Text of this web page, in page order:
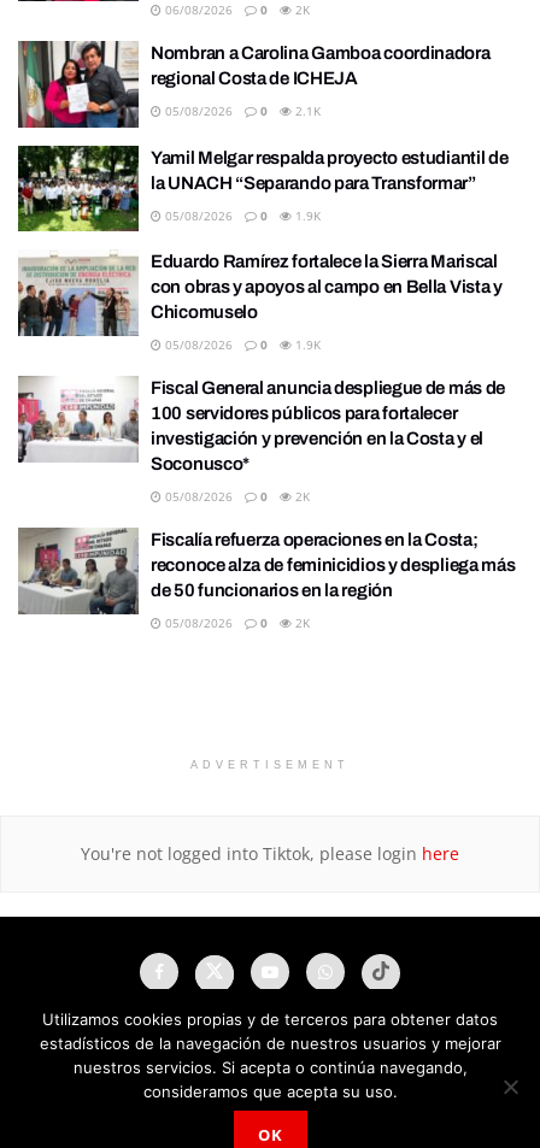
06/08/2026 0 2K
Nombran a Carolina Gamboa coordinadora
regional Costa de ICHEJA
05/08/2026 0 2.1K
Yamil Melgar respalda proyecto estudiantil de
la UNACH “Separando para Transformar”
05/08/2026 0 1.9K
Eduardo Ramírez fortalece la Sierra Mariscal
con obras y apoyos al campo en Bella Vista y
Chicomuselo
05/08/2026 0 1.9K
Fiscal General anuncia despliegue de más de
100 servidores públicos para fortalecer
investigación y prevención en la Costa y el
Soconusco*
05/08/2026 0 2K
Fiscalía refuerza operaciones en la Costa;
reconoce alza de feminicidios y despliega más
de 50 funcionarios en la región
05/08/2026 0 2K
ADVERTISEMENT
You're not logged into Tiktok, please login here
NAU Noticias A Tiempo Universales © 2025
Utilizamos cookies propias y de terceros para obtener datos
estadísticos de la navegación de nuestros usuarios y mejorar
nuestros servicios. Si acepta o continúa navegando,
consideramos que acepta su uso.
OK